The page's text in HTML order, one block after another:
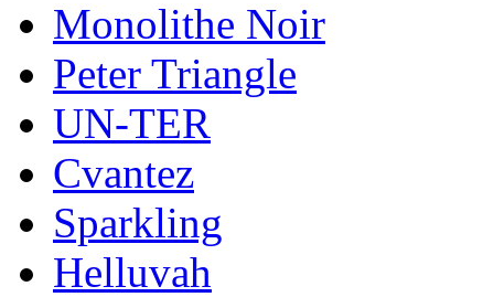
Monolithe Noir
Peter Triangle
UN-TER
Cvantez
Sparkling
Helluvah